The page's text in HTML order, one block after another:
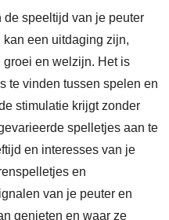
de speeltijd van je peuter
een uitdaging zijn,
groei en welzijn. Het is
te vinden tussen spelen en
stimulatie krijgt zonder
spelletjes aan te
en interesses van je
en
van je peuter en
genieten en waar ze